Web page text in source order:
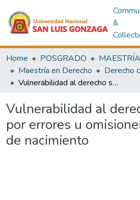
&
Home POSGRADO
MAESTRÍA
Maestría en Derecho
Vulnerabilidad al derecho sucesorio por errores u omisiones en el acta de nacimiento
Vulnerabilidad al
por errores u
de nacimiento